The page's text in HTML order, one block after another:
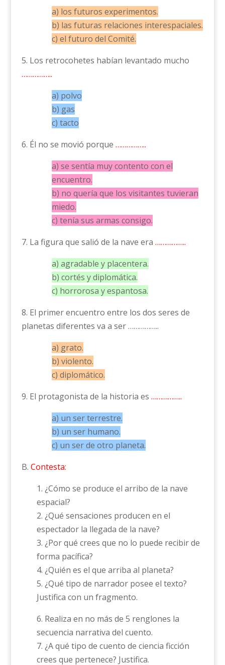
a) los futuros experimentos.
b) las futuras relaciones interespaciales.
c) el futuro del Comité.
5. Los retrocohetes habían levantado mucho
……………..
a) polvo
b) gas
c) tacto
6. Él no se movió porque ……………..
a) se sentía muy contento con el
encuentro.
b) no quería que los visitantes tuvieran
miedo.
c) tenía sus armas consigo.
7. La figura que salió de la nave era ……………..
a) agradable y placentera.
b) cortés y diplomática.
c) horrorosa y espantosa.
8. El primer encuentro entre los dos seres de
planetas diferentes va a ser ……………..
a) grato.
b) violento.
c) diplomático.
9. El protagonista de la historia es ……………..
a) un ser terrestre.
b) un ser humano.
c) un ser de otro planeta.
B. Contesta:
1. ¿Cómo se produce el arribo de la nave
espacial?
2. ¿Qué sensaciones producen en el
espectador la llegada de la nave?
3. ¿Por qué crees que no lo puede recibir de
forma pacífica?
4. ¿Quién es el que arriba al planeta?
5. ¿Qué tipo de narrador posee el texto?
Justifica con un fragmento.
6. Realiza en no más de 5 renglones la
secuencia narrativa del cuento.
7. ¿A qué tipo de cuento de ciencia ficción
crees que pertenece? Justifica.